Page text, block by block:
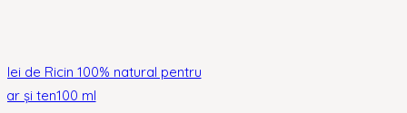
de Ricin 100% natural pentru
și ten100 ml